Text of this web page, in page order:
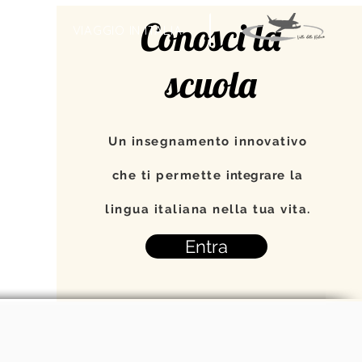
VIAGGIO IN ITALIAConosci la
scuola
Un insegnamento innovativo
che ti permette integrare la
lingua italiana nella tua vita.
Entra